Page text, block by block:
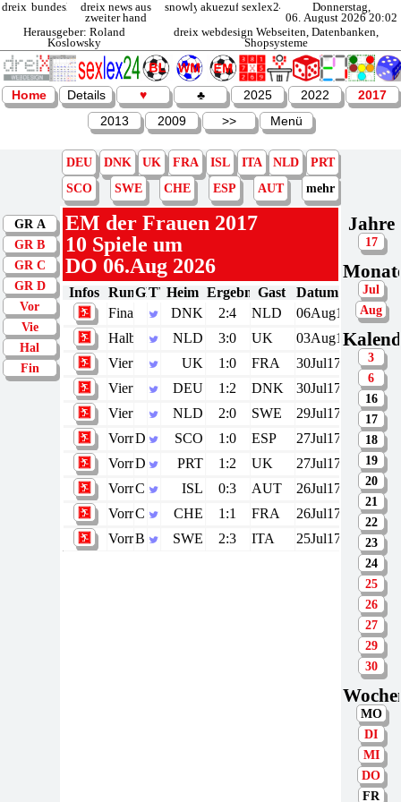
dreix.debundesligadreix news aus
zweiter hand
snowly.deakuezufi.desexlex24.de
Donnerstag,
06. August 2026 20:02
Herausgeber: Roland
Koslowsky
dreix webdesign Webseiten, Datenbanken,
Shopsysteme
Home Details ♥ ♣ 2025 2022
2017
2013
2009 >> Menü
DEU DNK UK FRA ISL ITA NLD
PRT
SCO
SWE CHE ESP AUT mehr
GR A
GR B
GR C
GR D
Vor
Vie
Hal
Fin
EM der Frauen 2017
10 Spiele um
DO 06.Aug 2026
Infos Runde
GRTWHeim ErgebnisGast
Datum
Finale
DNK 2:4 NLD
06Aug17
Halbfinale
NLD 3:0 UK
03Aug17
Viertelfinale
UK 1:0 FRA
30Jul17
ViertelfinaleDEU 1:2 DNK
30Jul17
ViertelfinaleNLD 2:0 SWE
29Jul17
Vorrunde
D SCO 1:0 ESP
27Jul17
Vorrunde
D PRT 1:2 UK
27Jul17
Vorrunde
C ISL 0:3 AUT
26Jul17
Vorrunde
C CHE 1:1 FRA
26Jul17
Vorrunde
B SWE 2:3 ITA 25Jul17
Jahre
17
Jul
Aug
3
6
16
17
18
19
20
21
22
23
24
25
26
27
29
30
MO
DI
MI
DO
FR